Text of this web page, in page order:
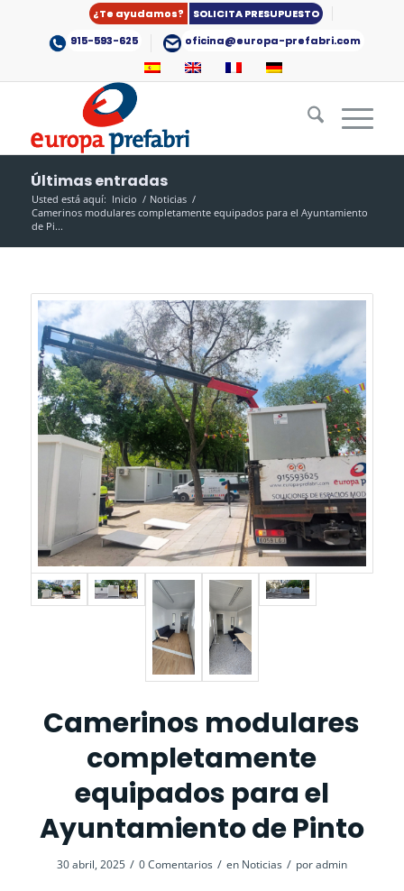
¿Te ayudamos?
SOLICITA PRESUPUESTO
915-593-625
oficina@europa-prefabri.com
Últimas entradas
Usted está aquí: Inicio / Noticias /
Camerinos modulares completamente equipados para el Ayuntamiento
de Pi...
Camerinos modulares
completamente
equipados para el
Ayuntamiento de Pinto
30 abril, 2025 / 0 Comentarios / en Noticias / poradmin